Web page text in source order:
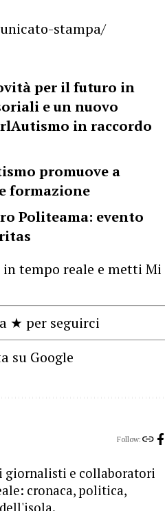
stampa/
per il futuro in
e un nuovo
in raccordo
promuove a
formazione
Politeama: evento
tempo reale e metti Mi
★ per seguirci
su Google
Follow:
giornalisti e collaboratori
cronaca, politica,